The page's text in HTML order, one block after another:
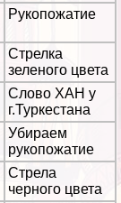
Рукопожатие
Стрелка
зеленого цвета
Слово ХАН у
г.Туркестана
Убираем
рукопожатие
Стрела
черного цвета